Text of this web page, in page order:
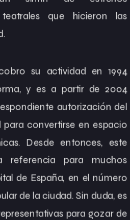
que hicieron las
su actividad en 1994
y es a partir de 2004
autorización del
para convertirse en espacio
Desde entonces, este
para muchos
de España, en el número
de la ciudad. Sin duda, es
para gozar de